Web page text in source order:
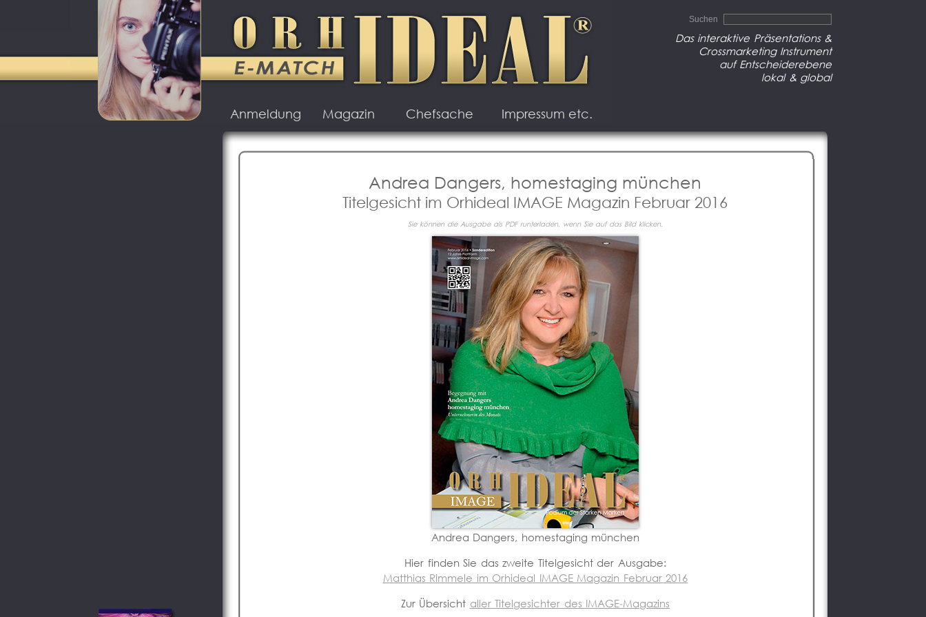
Suchen
Das interaktive Präsentations &
Crossmarketing Instrument
auf Entscheiderebene
lokal & global
Anmeldung Magazin Chefsache Impressum etc.
Andrea Dangers, homestaging münchen
Titelgesicht im Orhideal IMAGE Magazin Februar 2016
Sie können die Ausgabe als PDF runterladen, wenn Sie auf das Bild klicken.
Andrea Dangers, homestaging münchen
Hier finden Sie das zweite Titelgesicht der Ausgabe:
Matthias Rimmele im Orhideal IMAGE Magazin Februar 2016
Zur Übersicht aller Titelgesichter des IMAGE-Magazins